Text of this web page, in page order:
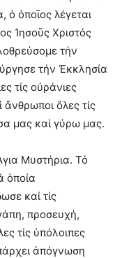
ὁποῖος λέγεται
Ἰησοῦς Χριστός
τήν
τήν Ἐκκλησία
τίς οὐράνιες
ἄνθρωποι ὅλες τίς
μας καί γύρω μας.
Μυστήρια. Τό
ὁποία
καί τίς
προσευχή,
τίς ὑπόλοιπες
ἀπόγνωση